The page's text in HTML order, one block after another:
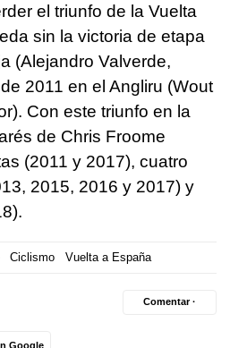
el triunfo de la Vuelta
sin la victoria de etapa
(Alejandro Valverde,
2011 en el Angliru (Wout
Con este triunfo en la
de Chris Froome
(2011 y 2017), cuatro
2015, 2016 y 2017) y
Ciclismo Vuelta a España
Google
Comentar ·